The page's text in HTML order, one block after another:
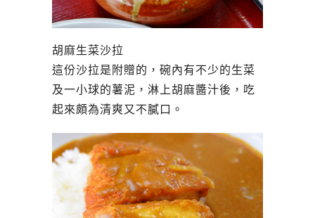
胡麻生菜沙拉
這份沙拉是附贈的，碗內有不少的生菜
及一小球的薯泥，淋上胡麻醬汁後，吃
起來頗為清爽又不膩口。